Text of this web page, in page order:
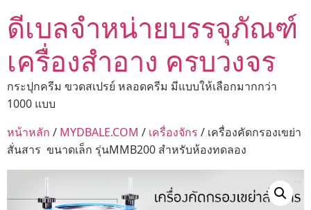
ดีเบลจำหน่ายบรรจุภัณฑ์
เครื่องสำอาง ครบวงจร
กระปุกครีม ขวดสเปรย์ หลอดครีม มีแบบให้เลือกมากกว่า
1000 แบบ
หน้าหลัก / MYDBALE.COM / เครื่องจักร / เครื่องคัดกรองเขย่า
สั่นสาร ขนาดเล็ก รุ่นMMB200 สำหรับห้องทดลอง